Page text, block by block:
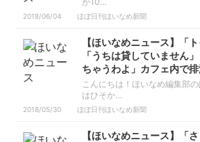
2018/06/04 ほぼ日刊ほいなめ新聞
【ほいなめニュース】「
「うちは貸していません
ちゃうわよ」カフェ内で
こんにちは！ほいなめ編集部
はひそか…
2018/05/30 ほぼ日刊ほいなめ新聞
【ほいなめニュース】「